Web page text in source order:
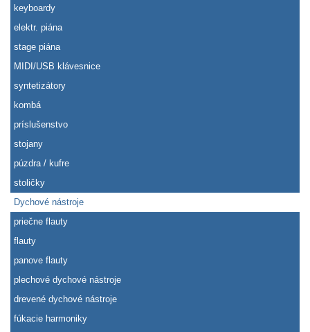
keyboardy
elektr. piána
stage piána
MIDI/USB klávesnice
syntetizátory
kombá
príslušenstvo
stojany
púzdra / kufre
stoličky
Dychové nástroje
priečne flauty
flauty
panove flauty
plechové dychové nástroje
drevené dychové nástroje
fúkacie harmoniky